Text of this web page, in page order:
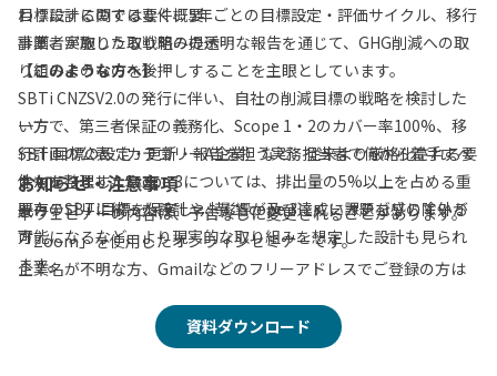
わりにするのではなく、5年ごとの目標設定・評価サイクル、移行
計画、実施した取り組みの透明な報告を通じて、GHG削減への取
り組みそのものを後押しすることを主眼としています。
一方で、第三者保証の義務化、Scope 1・2のカバー率100%、移
行計画の公表（カテゴリーA企業）など、従来より厳格化される要
件もあります。Scope 3については、排出量の5%以上を占める重
要カテゴリに絞った設計や、影響が及びにくいカテゴリの除外が
可能になるなど、より現実的な取り組みを想定した設計も見られ
ます。
本ウェビナーでは、ゼロボードのコンサルタント 高村が公表文書
をもとに整理した CNZSV2.0の全体像 を、制度の位置づけ、企業
目標設計に関する要件概要
事業者が取りうる戦略の提示
【このような方へ】
SBTi CNZSV2.0の発行に伴い、自社の削減目標の戦略を検討した
い方
SBTi目標の設定・更新・報告を担う実務担当者で何から着手すべ
きかを整理したい方
既存のSBTi目標を保有し、特にScope 3達成に課題を感じている
方
お知らせ・注意事項
本ウェビナーの内容は、予告なしに変更されることがあります。
「Zoom」を使用したオンラインセミナーです。
企業名が不明な方、Gmailなどのフリーアドレスでご登録の方は
当社と競合・同業にあたる企業の方、個人としての参加はお断り
をさせていただきます。
資料ダウンロード